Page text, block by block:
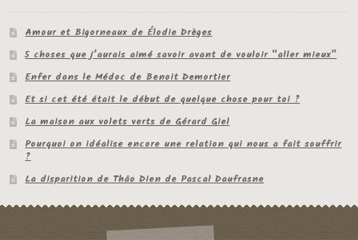
Amour et Bigorneaux de Élodie Drèges
5 choses que j’aurais aimé savoir avant de vouloir “aller mieux”
Enfer dans le Médoc de Benoit Demortier
Et si cet été était le début de quelque chose pour toi ?
La maison aux volets verts de Gérard Giel
Pourquoi on idéalise encore une relation qui nous a fait souffrir
?
La disparition de Thâo Dien de Pascal Daufrasne